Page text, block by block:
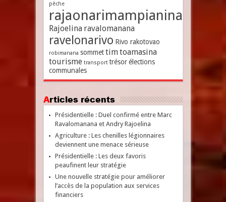
pêche
rajaonarimampianina
Rajoelina ravalomanana
ravelonarivo Rivo rakotovao
robimanana sommet timtoamasina
tourisme transport trésor élections
communales
Articles récents
Présidentielle : Duel confirmé entre Marc
Ravalomanana et Andry Rajoelina
Agriculture : Les chenilles légionnaires
deviennent une menace sérieuse
Présidentielle : Les deux favoris
peaufinent leur stratégie
Une nouvelle stratégie pour améliorer
l’accès de la population aux services
financiers